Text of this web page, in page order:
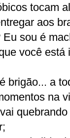
tocam
aos
sou é
você está
brigão... a
na